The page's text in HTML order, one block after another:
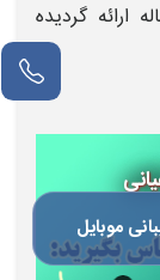
گردیده
موبایل